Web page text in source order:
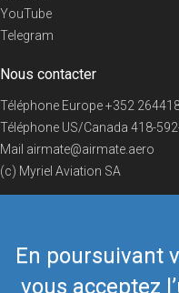
En poursuivant
vous acceptez
YouTube
Telegram
Nous contacter
Téléphone Europe+352
Téléphone US/Canada 418-
Mail airmate@airmate.aero
(c) Myriel Aviation SA
© 2019 Airmate - Conditions